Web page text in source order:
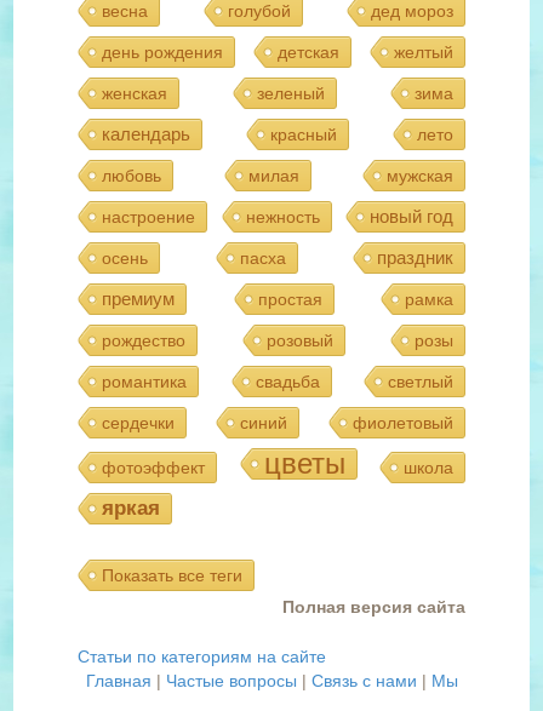
весна голубой дед мороз
день рождения детская желтый
женская зеленый зима
календарь красный лето
любовь милая мужская
настроение нежность новый год
осень пасха
праздник
премиум
простая рамка
рождество розовый розы
романтика свадьба светлый
сердечки синий фиолетовый
фотоэффект цветы школа
яркая
Показать все теги
Полная версия сайта
Статьи по категориям на сайте
Главная | Частые вопросы | Связь с нами | Мы